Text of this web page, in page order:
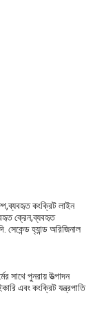
কংক্রিট লাইন
ক্রেন,ব্যবহৃত
সেকেন্ড হ্যান্ড অরিজিনাল
সাথে পুনরায় উত্পাদন
এবং কংক্রিট যন্ত্রপাতি